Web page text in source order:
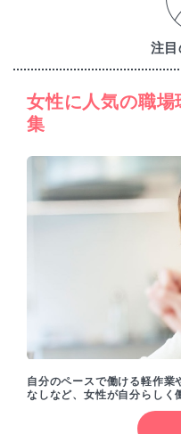
注
女性に人気の職
集
自分のペースで働ける軽作業
なしなど、女性が自分らしく